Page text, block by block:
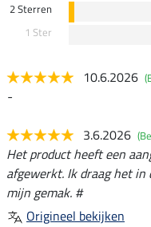
2 Sterren
1 Ster
10.6.2026
-
3.6.2026
Het product heeft een
afgewerkt. Ik draag het in
mijn gemak. #
Origineel bekijken